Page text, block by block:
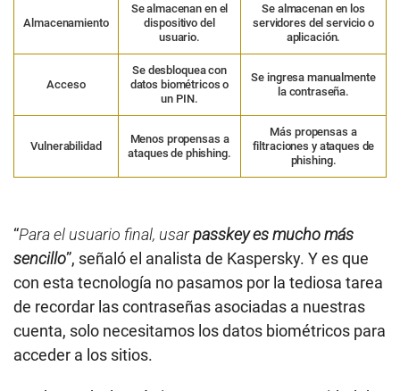
Almacenamiento
Se almacenan en el
dispositivo del
usuario.
Se almacenan en los
servidores del servicio o
aplicación.
Acceso
Se desbloquea con
datos biométricos o
un PIN.
Se ingresa manualmente
la contraseña.
Vulnerabilidad
Menos propensas a
ataques de phishing.
Más propensas a
filtraciones y ataques de
phishing.
“Para el usuario final, usarpasskey es mucho más
sencillo”, señaló el analista de Kaspersky. Y es que
con esta tecnología no pasamos por la tediosa tarea
de recordar las contraseñas asociadas a nuestras
cuenta, solo necesitamos los datos biométricos para
acceder a los sitios.